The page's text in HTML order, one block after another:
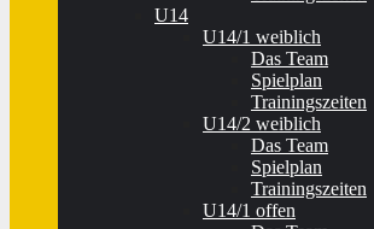
U14
U14/1 weiblich
Das Team
Spielplan
Trainingszeiten
U14/2 weiblich
Das Team
Spielplan
Trainingszeiten
U14/1 offen